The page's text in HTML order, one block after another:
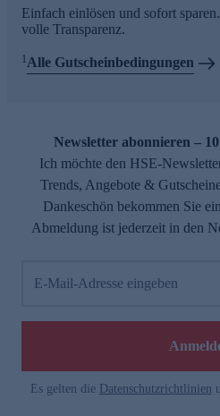
Einfach einlösen und sofort
volle Transparenz.
1Alle Gutscheinbedingungen
Newsletter abonnieren –
Ich möchte den HSE-
Trends, Angebote &
Dankeschön bekommen Sie
Abmeldung ist jederzeit in den
E-Mail-Adresse eingeben
Es gelten die Datenschutzrichtlinien